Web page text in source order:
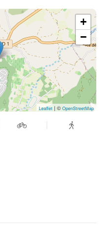
+
−
Leaflet | © OpenStreetMap